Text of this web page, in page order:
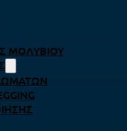
ΜΟΛΥΒΙΟΎ